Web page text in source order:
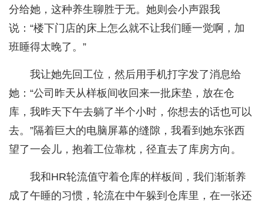
分给她，这种养生聊胜于无。她则会小声跟我
说：“楼下门店的床上怎么就不让我们睡一觉啊，加
班睡得太晚了。”
我让她先回工位，然后用手机打字发了消息给
她：“公司昨天从样板间收回来一批床垫，放在仓
库，我昨天下午去躺了半个小时，你想去的话也可以
去。”隔着巨大的电脑屏幕的缝隙，我看到她东张西
望了一会儿，抱着工位靠枕，径直去了库房方向。
我和HR轮流值守着仓库的样板间，我们渐渐养
成了午睡的习惯，轮流在中午躲到仓库里，在一张还